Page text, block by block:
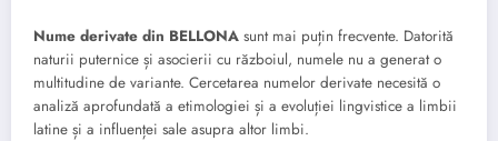
Nume derivate din BELLONA sunt mai puțin frecvente. Datorită
naturii puternice și asocierii cu războiul, numele nu a generat o
multitudine de variante. Cercetarea numelor derivate necesită o
analiză aprofundată a etimologiei și a evoluției lingvistice a limbii
latine și a influenței sale asupra altor limbi.